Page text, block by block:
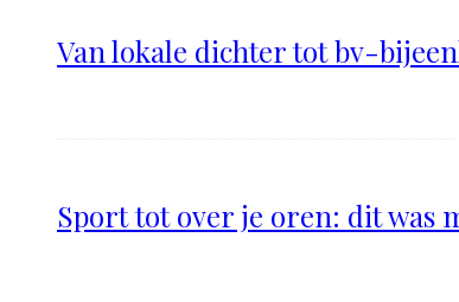
Van lokale dichter tot bv-
Sport tot over je oren: dit was